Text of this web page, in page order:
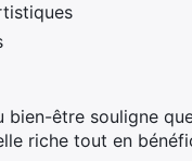
bien-être souligne
riche tout en